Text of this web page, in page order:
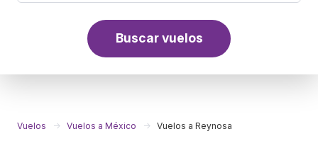
Buscar vuelos
Vuelos Vuelos a México Vuelos a Reynosa